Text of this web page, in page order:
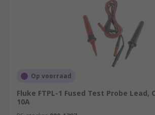
Op voorraad
Fluke FTPL-1 Fused Test Probe Lead,
10A